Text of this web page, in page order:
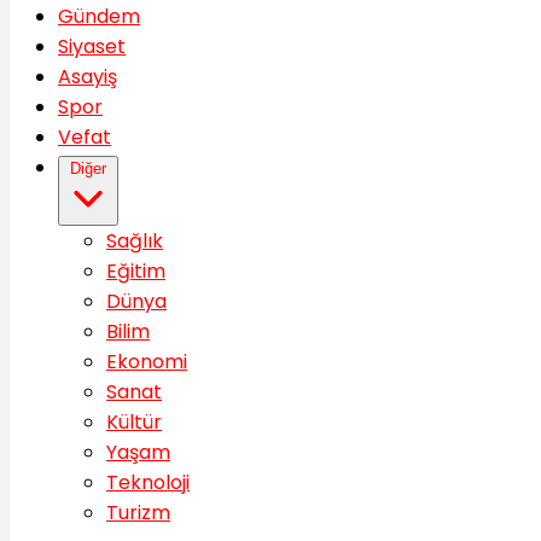
Gündem
Siyaset
Asayiş
Spor
Vefat
Diğer
Sağlık
Eğitim
Dünya
Bilim
Ekonomi
Sanat
Kültür
Yaşam
Teknoloji
Turizm